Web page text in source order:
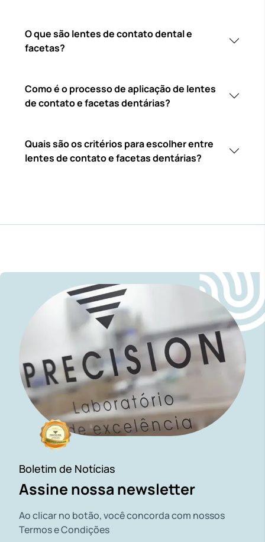
O que são lentes de contato dental e
facetas?
Como é o processo de aplicação de lentes
de contato e facetas dentárias?
Quais são os critérios para escolher entre
lentes de contato e facetas dentárias?
Boletim de Notícias
Assine nossa newsletter
Ao clicar no botão, você concorda com nossos
Termos e Condições